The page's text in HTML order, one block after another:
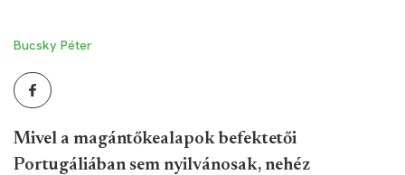
Bucsky Péter
Mivel a magántőkealapok befektetői
Portugáliában sem nyilvánosak, nehéz